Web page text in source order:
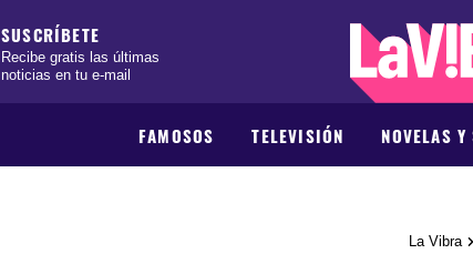
SUSCRÍBETE
Recibe gratis las últimas
noticias en tu e-mail
FAMOSOS TELEVISIÓN NOVELAS Y
La Vibra